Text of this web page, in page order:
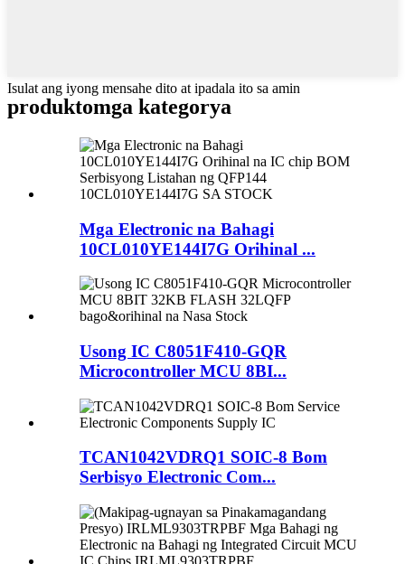
Isulat ang iyong mensahe dito at ipadala ito sa amin
produktomga kategorya
Mga Electronic na Bahagi
10CL010YE144I7G Orihinal ...
Usong IC C8051F410-GQR
Microcontroller MCU 8BI...
TCAN1042VDRQ1 SOIC-8 Bom
Serbisyo Electronic Com...